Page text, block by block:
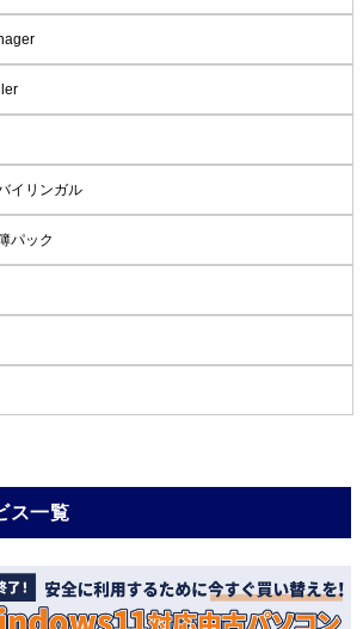
イリンガル
パック
ス一覧